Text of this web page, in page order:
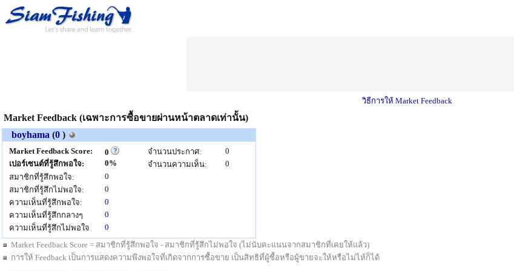
วิธีการให้ Market Feedback
Market Feedback (เฉพาะการซื้อขายผ่านหน้าตลาดเท่านั้น)
boyhama (0 )
Market Feedback Score:
0
เปอร์เซนต์ที่รู้สึกพอใจ:
0%
สมาชิกที่รู้สึกพอใจ:
0
สมาชิกที่รู้สึกไม่พอใจ:
0
ความเห็นที่รู้สึกพอใจ:
0
ความเห็นที่รู้สึกกลางๆ
0
ความเห็นที่รู้สึกไม่พอใจ
0
จำนวนประกาศ:
0
จำนวนความเห็น:
0
Market Feedback Score = สมาชิกที่รู้สึกพอใจ - สมาชิกที่รู้สึกไม่พอใจ (ไม่นับคะแนนจากสมาชิกที่เคยให้แล้ว)
การให้ Feedback เป็นการแสดงความพึงพอใจที่เกิดจากการซื้อขาย เป็นสิทธิที่ผู้ซื้อหรือผู้ขายจะให้หรือไม่ไห้ก็ได้